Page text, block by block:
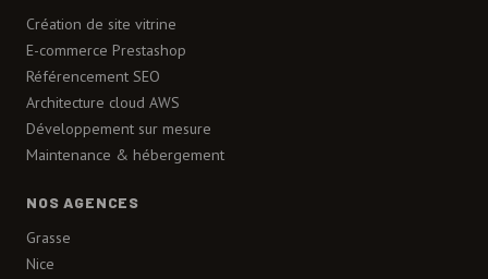
Création de site vitrine
E-commerce Prestashop
Référencement SEO
Architecture cloud AWS
Développement sur mesure
Maintenance & hébergement
NOS AGENCES
Grasse
Nice